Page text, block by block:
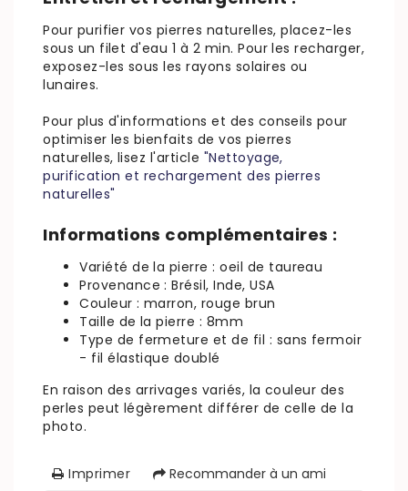
Pour purifier vos pierres naturelles, placez-les
sous un filet d'eau 1 à 2 min. Pour les recharger,
exposez-les sous les rayons solaires ou
lunaires.
Pour plus d'informations et des conseils pour
optimiser les bienfaits de vos pierres
naturelles, lisez l'article "Nettoyage,
purification et rechargement des pierres
naturelles"
Informations complémentaires :
Variété de la pierre : oeil de taureau
Provenance : Brésil, Inde, USA
Couleur : marron, rouge brun
Taille de la pierre : 8mm
Type de fermeture et de fil : sans fermoir
- fil élastique doublé
En raison des arrivages variés, la couleur des
perles peut légèrement différer de celle de la
photo.
Imprimer Recommander à un ami